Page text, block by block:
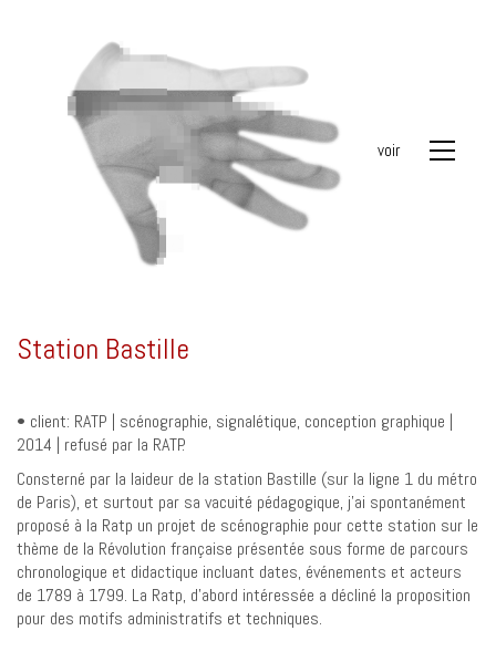
voir
Station Bastille
• client: RATP | scénographie, signalétique, conception graphique |
2014 | refusé par la RATP.
Consterné par la laideur de la station Bastille (sur la ligne 1 du métro
de Paris), et surtout par sa vacuité pédagogique, j’ai spontanément
proposé à la Ratp un projet de scénographie pour cette station sur le
thème de la Révolution française présentée sous forme de parcours
chronologique et didactique incluant dates, événements et acteurs
de 1789 à 1799. La Ratp, d’abord intéressée a décliné la proposition
pour des motifs administratifs et techniques.